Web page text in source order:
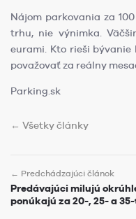
Nájom parkovania za
trhu, nie výnimka.
eurami. Kto rieši
považovať za reálny
Parking.sk
← Všetky články
← Predchádzajúci článok
Predávajúci milujú
ponúkajú za 20-, 25- a